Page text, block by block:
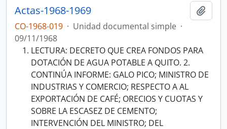
Actas-1968-1969
CO-1968-019 · Unidad documental simple ·
09/11/1968
LECTURA: DECRETO QUE CREA FONDOS PARA
DOTACIÓN DE AGUA POTABLE A QUITO. 2.
CONTINÚA INFORME: GALO PICO; MINISTRO DE
INDUSTRIAS Y COMERCIO; RESPECTO A AL
EXPORTACIÓN DE CAFÉ; ORECIOS Y CUOTAS Y
SOBRE LA ESCASEZ DE CEMENTO;
INTERVENCIÓN DEL MINISTRO; DEL